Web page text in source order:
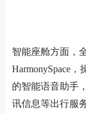
智能座舱方面，
HarmonySpace
的智能语音助手
讯信息等出行服